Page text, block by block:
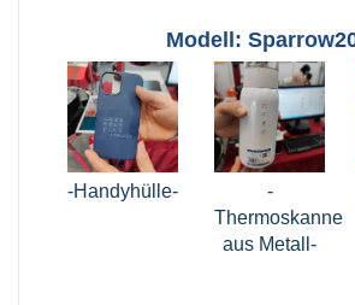
Modell:
-Handyhülle-
-
Thermoskanne
aus Metall-